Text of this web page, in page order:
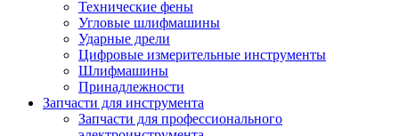
Технические фены
Угловые шлифмашины
Ударные дрели
Цифровые измерительные инструменты
Шлифмашины
Принадлежности
Запчасти для инструмента
Запчасти для профессионального